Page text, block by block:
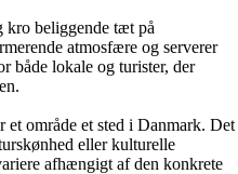
kro beliggende tæt på
atmosfære og serverer
både lokale og turister, der
et område et sted i Danmark. Det
eller kulturelle
afhængigt af den konkrete